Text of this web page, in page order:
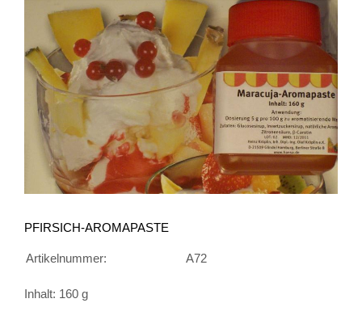
PFIRSICH-AROMAPASTE
Artikelnummer: A72
Inhalt: 160 g